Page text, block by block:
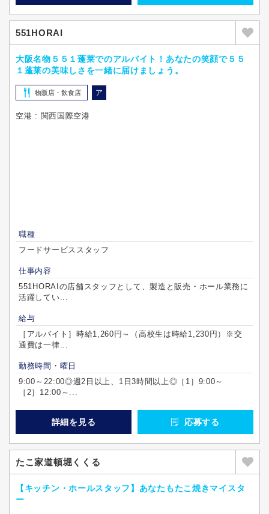
551HORAI
大阪名物５５１蓬莱でのアルバイト！あなたの笑顔で５５
１蓬莱の美味しさを一緒に届けましょう。
物販店・飲食店 ア
空港 : 関西国際空港
職種
フードサービススタッフ
仕事内容
551HORAIの店舗スタッフとして、製造と販売・ホール業務に
活躍してい...
給与
［アルバイト］時給1,260円～（高校生は時給1,230円）※交
通費は一律...
勤務時間・曜日
9:00～22:00◎週2日以上、1日3時間以上◎［1］9:00～
［2］12:00～...
詳細を見る 応募する
たこ家道頓堀くくる
【キッチン・ホールスタッフ】あなたもたこ焼きマイスタ
ー